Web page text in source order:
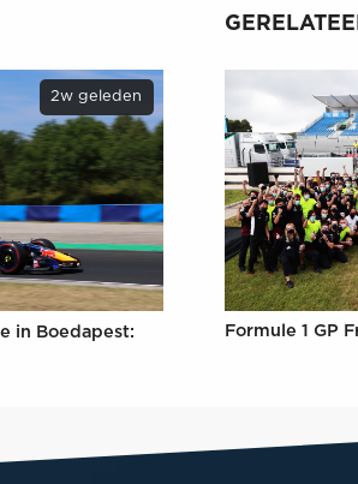
2w geleden
in Boedapest:
Formule 1 GP